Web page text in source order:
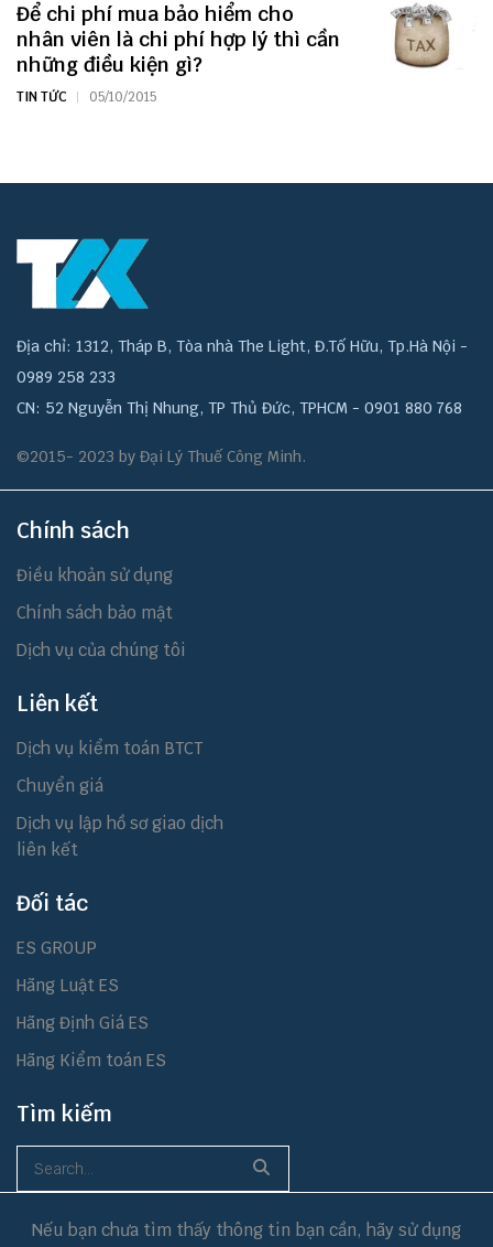
Để chi phí mua bảo hiểm cho
nhân viên là chi phí hợp lý thì cần
những điều kiện gì?
TIN TỨC 05/10/2015
Địa chỉ: 1312, Tháp B, Tòa nhà The Light, Đ.Tố Hữu, Tp.Hà Nội -
0989 258 233
CN: 52 Nguyễn Thị Nhung, TP Thủ Đức, TPHCM - 0901 880 768
©2015- 2023 by Đại Lý Thuế Công Minh.
Chính sách
Điều khoản sử dụng
Chính sách bảo mật
Dịch vụ của chúng tôi
Liên kết
Dịch vụ kiểm toán BTCT
Chuyển giá
Dịch vụ lập hồ sơ giao dịch
liên kết
Đối tác
ES GROUP
Hãng Luật ES
Hãng Định Giá ES
Hãng Kiểm toán ES
Tìm kiếm
Nếu bạn chưa tìm thấy thông tin bạn cần, hãy sử dụng